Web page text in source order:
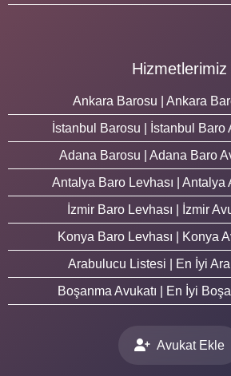
Hizmetlerimiz
Ankara Barosu | Ankara
İstanbul Barosu | İstanbul Baro
Adana Barosu | Adana Baro
Antalya Baro Levhası | Antalya
İzmir Baro Levhası | İzmir
Konya Baro Levhası | Konya
Arabulucu Listesi | En İyi
Boşanma Avukatı | En İyi
Avukat Ekle